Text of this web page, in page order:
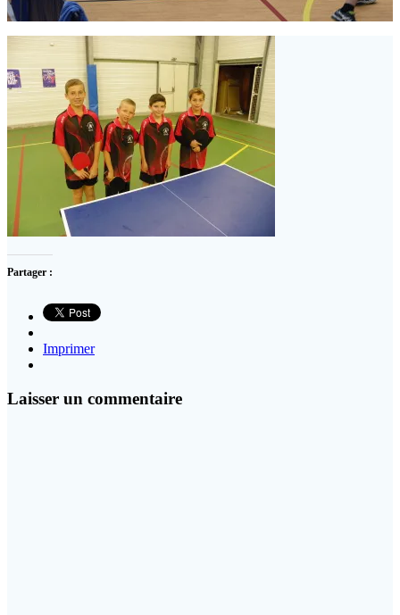
Partager :
Imprimer
Laisser un commentaire